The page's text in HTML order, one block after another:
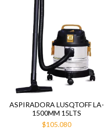
ASPIRADORA LUSQTOFF LA-
1500MM 15LTS
$105.080